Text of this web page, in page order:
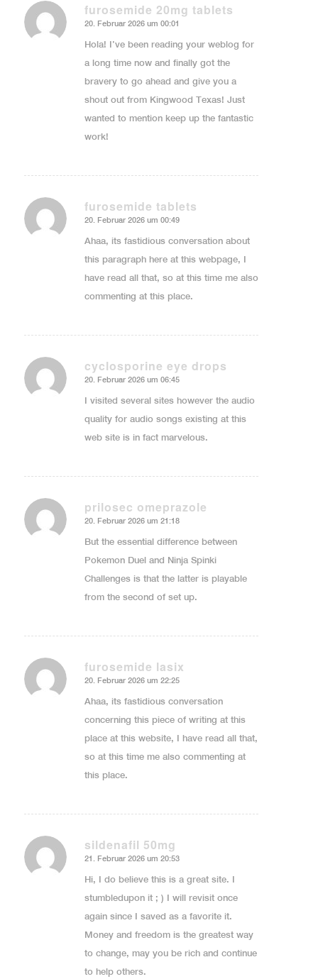
furosemide 20mg tablets
sagte:
20. Februar 2026 um 00:01
Hola! I’ve been reading your weblog for
a long time now and finally got the
bravery to go ahead and give you a
shout out from Kingwood Texas! Just
wanted to mention keep up the fantastic
work!
furosemide tablets
sagte:
20. Februar 2026 um 00:49
Ahaa, its fastidious conversation about
this paragraph here at this webpage, I
have read all that, so at this time me also
commenting at this place.
cyclosporine eye drops
sagte:
20. Februar 2026 um 06:45
I visited several sites however the audio
quality for audio songs existing at this
web site is in fact marvelous.
prilosec omeprazole
sagte:
20. Februar 2026 um 21:18
But the essential difference between
Pokemon Duel and Ninja Spinki
Challenges is that the latter is playable
from the second of set up.
furosemide lasix
sagte:
20. Februar 2026 um 22:25
Ahaa, its fastidious conversation
concerning this piece of writing at this
place at this website, I have read all that,
so at this time me also commenting at
this place.
sildenafil 50mg
sagte:
21. Februar 2026 um 20:53
Hi, I do believe this is a great site. I
stumbledupon it ; ) I will revisit once
again since I saved as a favorite it.
Money and freedom is the greatest way
to change, may you be rich and continue
to help others.